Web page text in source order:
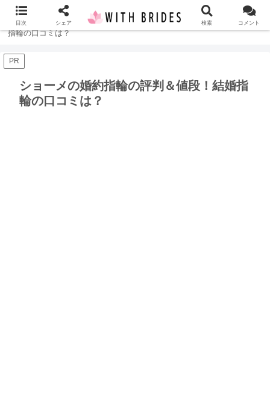
ホーム 指輪
ショーメの婚約指輪の評判＆値段！結婚
指輪の口コミは？
PR
ショーメの婚約指輪の評判＆値段！結婚指
輪の口コミは？
目次 シェア 検索 コメント